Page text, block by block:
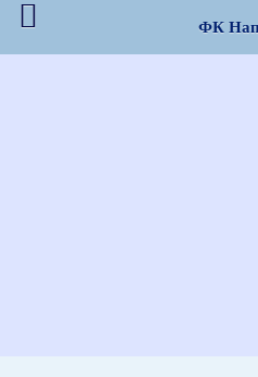
ФК